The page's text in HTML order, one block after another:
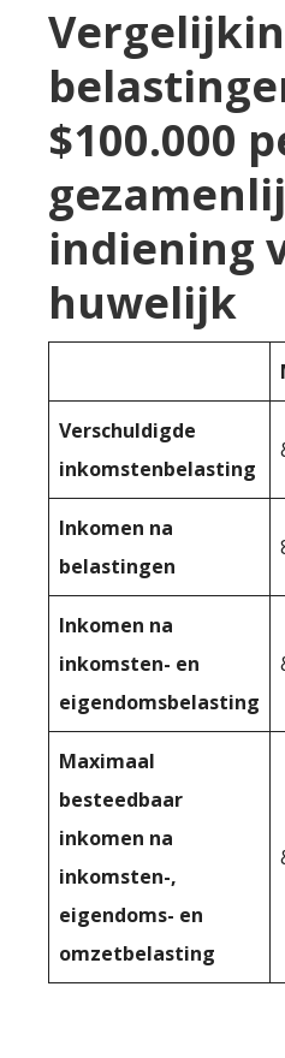
$100.000
indiening
huwelijk
Verschuldigde
inkomstenbelasting
Inkomen na
belastingen
Inkomen na
inkomsten- en
eigendomsbelasting
Maximaal
besteedbaar
inkomen na
inkomsten-,
eigendoms- en
omzetbelasting